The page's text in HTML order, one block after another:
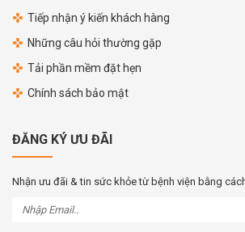
Tiếp nhận ý kiến khách hàng
Những câu hỏi thường gặp
Tải phần mềm đặt hẹn
Chính sách bảo mật
ĐĂNG KÝ ƯU ĐÃI
Nhận ưu đãi & tin sức khỏe từ bệnh viện bằng